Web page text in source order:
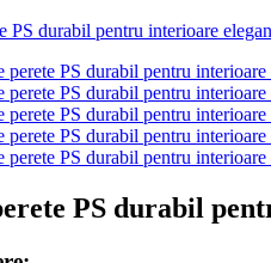
PS durabil